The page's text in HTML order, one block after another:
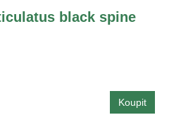
black spine